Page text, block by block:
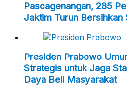
Pascagenangan, 285
Jaktim Turun Bersihkan
Presiden Prabowo
Strategis untuk Jaga
Daya Beli Masyarakat